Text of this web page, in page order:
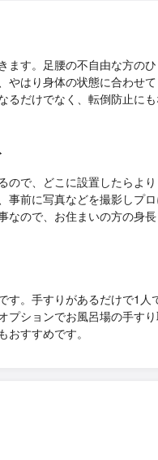
ます。足腰の不自由な方の
やはり身体の状態に合わせ
るだけでなく、転倒防止に
ので、どこに設置したらよ
事前に写真などを撮影しプ
なので、お住まいの方の身
す。手すりがあるだけで1人
プションでお風呂場の手す
すすめです。